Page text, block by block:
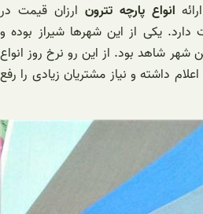
انواع پارچه تترون ارزان قیمت در
یکی از این شهرها شیراز بوده و
شهر شاهد بود. از این رو نرخ روز انواع
داشته و نیاز مشتریان زیادی را رفع